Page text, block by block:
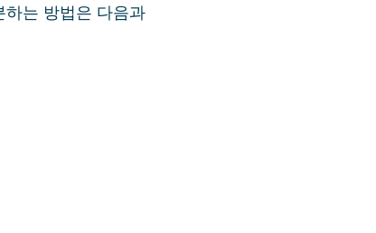
하는 방법은 다음과